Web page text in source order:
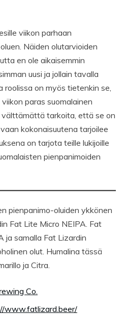
viikon parhaan
Näiden olutarvioiden
en ole aikaisemmin
uusi ja jollain tavalla
roolissa on myös tietenkin se,
paras suomalainen
välttämättä tarkoita, että se on
kokonaisuutena tarjoilee
on tarjota teille lukijoille
pienpanimoiden
pienpanimo-oluiden ykkönen
Fat Lite Micro NEIPA. Fat
ja samalla Fat Lizardin
olut. Humalina tässä
ja Citra.
Co.
www.fatlizard.beer/